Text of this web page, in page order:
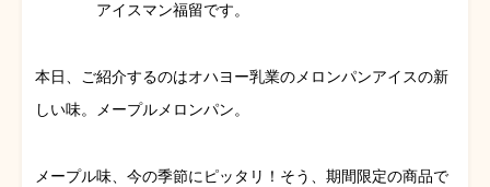
アイスマン福留です。
本日、ご紹介するのはオハヨー乳業のメロンパンアイスの新
しい味。メープルメロンパン。
メープル味、今の季節にピッタリ！そう、期間限定の商品で